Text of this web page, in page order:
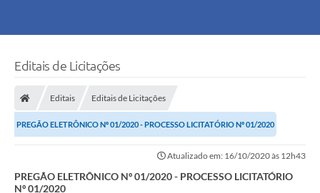
Editais de Licitações
Editais Editais de Licitações
PREGÃO ELETRÔNICO Nº 01/2020 - PROCESSO LICITATÓRIO Nº 01/2020
Atualizado em: 16/10/2020 às 12h43
PREGÃO ELETRÔNICO Nº 01/2020 - PROCESSO LICITATÓRIO
Nº 01/2020